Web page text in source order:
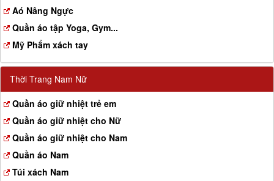
Aó Nâng Ngực
Quần áo tập Yoga, Gym...
Mỹ Phẩm xách tay
Thời Trang Nam Nữ
Quần áo giữ nhiệt trẻ em
Quần áo giữ nhiệt cho Nữ
Quần áo giữ nhiệt cho Nam
Quần áo Nam
Túi xách Nam